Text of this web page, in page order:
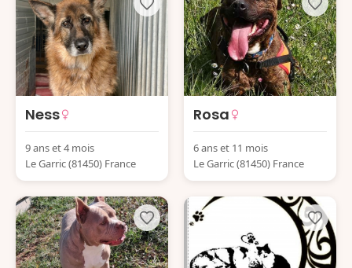
Ness
9 ans et 4 mois
Le Garric (81450) France
Rosa
6 ans et 11 mois
Le Garric (81450) France